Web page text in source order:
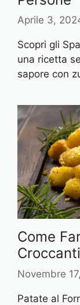
Aprile 3,
Scopri gli
una ricetta
sapore con
Come
Croccanti
Novembre
Patate al